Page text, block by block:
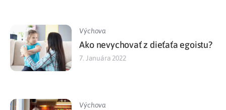
Výchova
Ako nevychovať z dieťaťa egoistu?
7. Januára 2022
Výchova